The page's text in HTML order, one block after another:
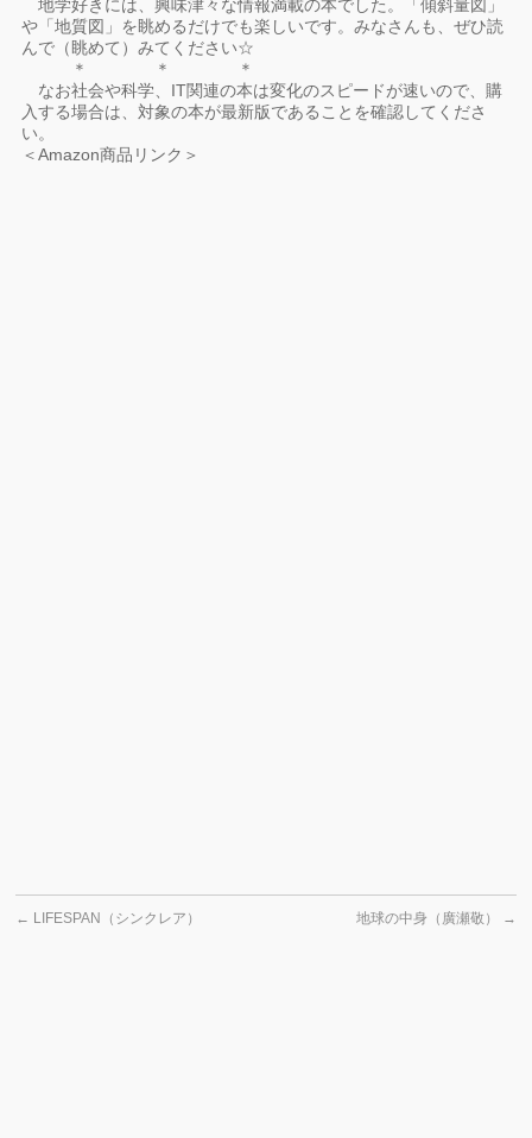
地学好きには、興味津々な情報満載の本でした。「傾斜量図」
や「地質図」を眺めるだけでも楽しいです。みなさんも、ぜひ読
んで（眺めて）みてください☆
＊ ＊ ＊
なお社会や科学、IT関連の本は変化のスピードが速いので、購
入する場合は、対象の本が最新版であることを確認してくださ
い。
＜Amazon商品リンク＞
← LIFESPAN（シンクレア） 地球の中身（廣瀬敬） →